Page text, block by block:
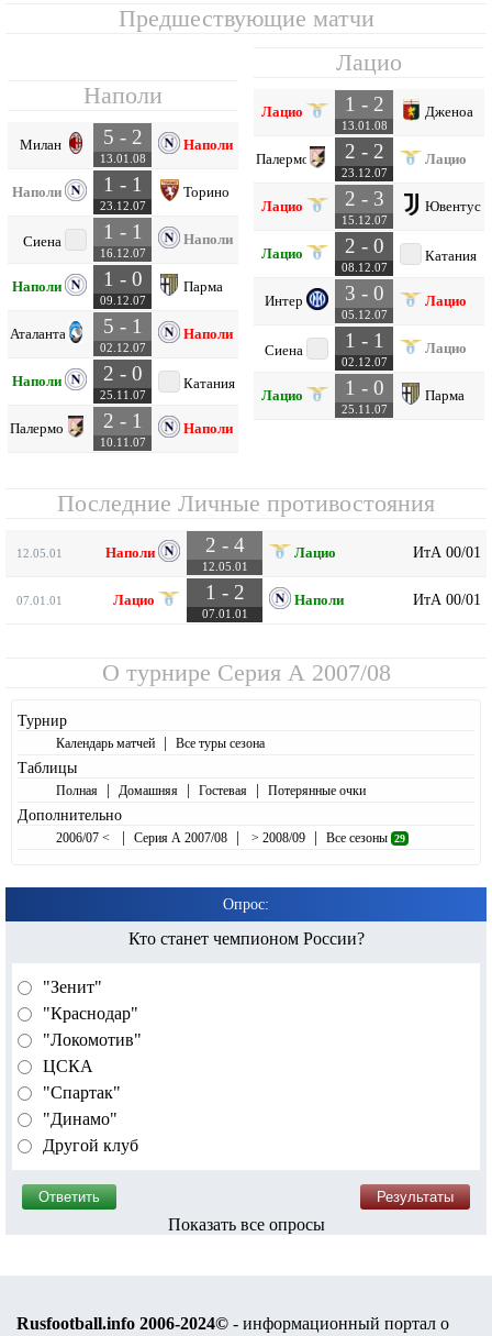
Предшествующие матчи
Наполи
Милан 5 - 2
13.01.08
Наполи
Наполи 1 - 1
23.12.07
Торино
Сиена 1 - 1
16.12.07
Наполи
Наполи 1 - 0
09.12.07
Парма
Аталанта 5 - 1
02.12.07
Наполи
Наполи 2 - 0
25.11.07
Катания
Палермо 2 - 1
10.11.07
Наполи
Лацио
Лацио 1 - 2
13.01.08
Дженоа
Палермо 2 - 2
23.12.07
Лацио
Лацио 2 - 3
15.12.07
Ювентус
Лацио 2 - 0
08.12.07
Катания
Интер 3 - 0
05.12.07
Лацио
Сиена 1 - 1
02.12.07
Лацио
Лацио 1 - 0
25.11.07
Парма
Последние Личные противостояния
12.05.01 Наполи 2 - 4
12.05.01
Лацио ИтА 00/01
07.01.01 Лацио 1 - 2
07.01.01
Наполи ИтА 00/01
О турнире Серия А 2007/08
Турнир
Календарь матчей | Все туры сезона
Таблицы
Полная | Домашняя | Гостевая | Потерянные очки
Дополнительно
2006/07 < | Серия А 2007/08 | > 2008/09 | Все сезоны 29
Опрос:
Кто станет чемпионом России?
"Зенит"
"Краснодар"
"Локомотив"
ЦСКА
"Спартак"
"Динамо"
Другой клуб
Показать все опросы
Rusfootball.info 2006-2024© - информационный портал о